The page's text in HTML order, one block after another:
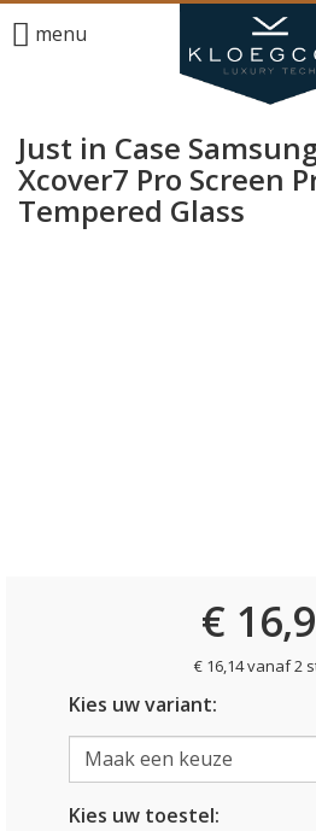
menu
Just in Case
Xcover7 Pro Screen
Tempered Glass
€
€ 16,14 vanaf 2
Kies uw variant:
Kies uw toestel: